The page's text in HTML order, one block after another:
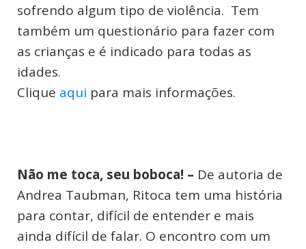
sofrendo algum tipo de violência. Tem
também um questionário para fazer com
as crianças e é indicado para todas as
idades.
Clique aqui para mais informações.
Não me toca, seu boboca! – De autoria de
Andrea Taubman, Ritoca tem uma história
para contar, difícil de entender e mais
ainda difícil de falar. O encontro com um